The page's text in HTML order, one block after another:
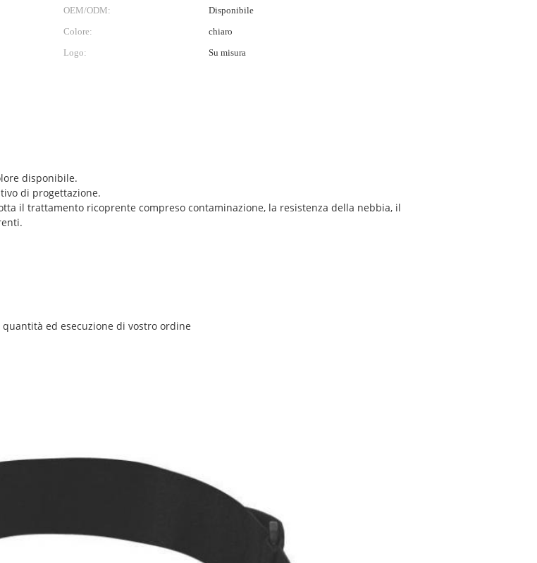
OEM/ODM:
Disponibile
Colore:
chiaro
Logo:
Su misura
disponibile.
di progettazione.
il trattamento ricoprente compreso contaminazione, la resistenza della nebbia, il
ed esecuzione di vostro ordine